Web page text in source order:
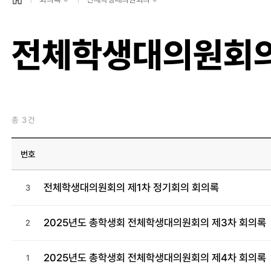
전체학생대의원회
총 3건
번호
3 전체학생대의원회의 제1차 정기회의 회의록
2 2025년도 총학생회 전체학생대의원회의 제3차 회의록
1 2025년도 총학생회 전체학생대의원회의 제4차 회의록